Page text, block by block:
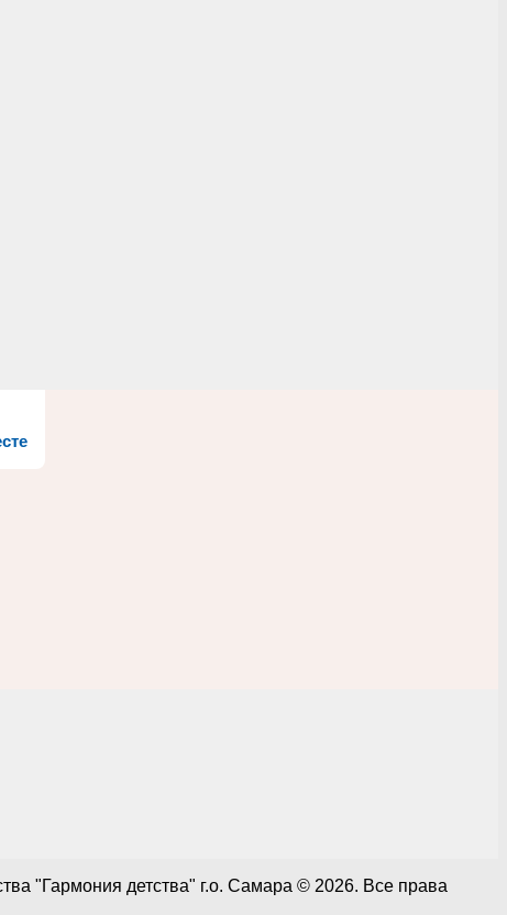
"Гармония детства" г.о. Самара © 2026. Все права